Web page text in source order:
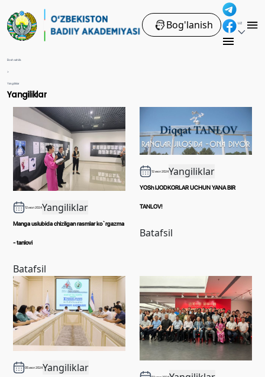
Bog'lanish UZ
Bosh sahifa
>
Yangiliklar
Yangiliklar
12 июл 2024Yangiliklar
Manga uslubida chizilgan rasmlar ko`rgazma
- tanlovi
Batafsil
12 июл 2024Yangiliklar
YOSh IJODKORLAR UCHUN YANA BIR
TANLOV!
Batafsil
05 июл 2024Yangiliklar